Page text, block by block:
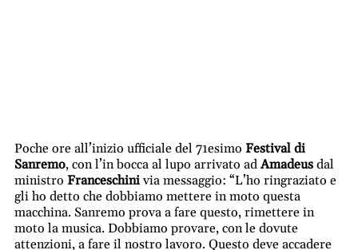
Poche ore all’inizio ufficiale del 71esimo Festival di
Sanremo, con l’in bocca al lupo arrivato adAmadeus dal
ministro Franceschinivia messaggio: “L’ho ringraziato e
gli ho detto che dobbiamo mettere in moto questa
macchina. Sanremo prova a fare questo, rimettere in
moto la musica. Dobbiamo provare, con le dovute
attenzioni, a fare il nostro lavoro. Questo deve accadere